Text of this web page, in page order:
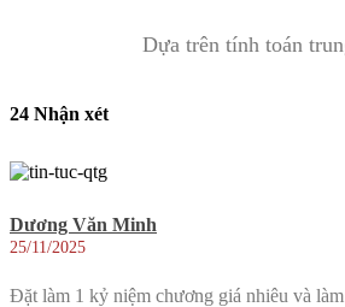
Dựa trên tính toán
24 Nhận xét
Dương Văn Minh
25/11/2025
Đặt làm 1 kỷ niệm chương giá nhiêu và